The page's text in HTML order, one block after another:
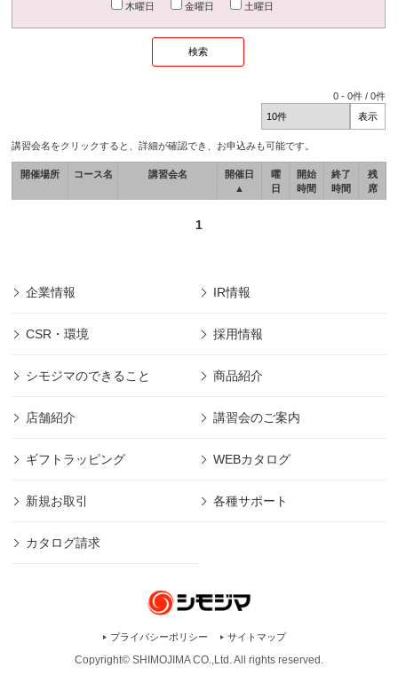
木曜日
金曜日 土曜日
0 -0件 /0件
講習会名をクリックすると、詳細が確認でき、お申込みも可能です。
開催場所 コース名 講習会名
開催日
▲
曜
日
開始
時間
終了
時間
残
席
1
企業情報 IR情報
CSR・環境 採用情報
シモジマのできること 商品紹介
店舗紹介 講習会のご案内
ギフトラッピング WEBカタログ
新規お取引 各種サポート
カタログ請求
プライバシーポリシー サイトマップ
Copyright© SHIMOJIMA CO.,Ltd. All rights reserved.